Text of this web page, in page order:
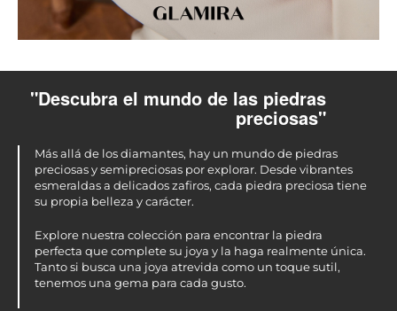
"Descubra el mundo de las piedras
preciosas"
Más allá de los diamantes, hay un mundo de piedras
preciosas y semipreciosas por explorar. Desde vibrantes
esmeraldas a delicados zafiros, cada piedra preciosa tiene
su propia belleza y carácter.
Explore nuestra colección para encontrar la piedra
perfecta que complete su joya y la haga realmente única.
Tanto si busca una joya atrevida como un toque sutil,
tenemos una gema para cada gusto.